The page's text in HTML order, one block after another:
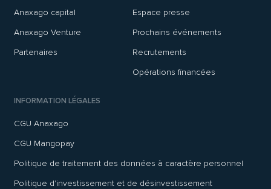
Anaxago capital
Anaxago Venture
Partenaires
Espace presse
Prochains événements
Recrutements
Opérations financées
INFORMATION LÉGALES
CGU Anaxago
CGU Mangopay
Politique de traitement des données à caractère personnel
Politique d'investissement et de désinvestissement